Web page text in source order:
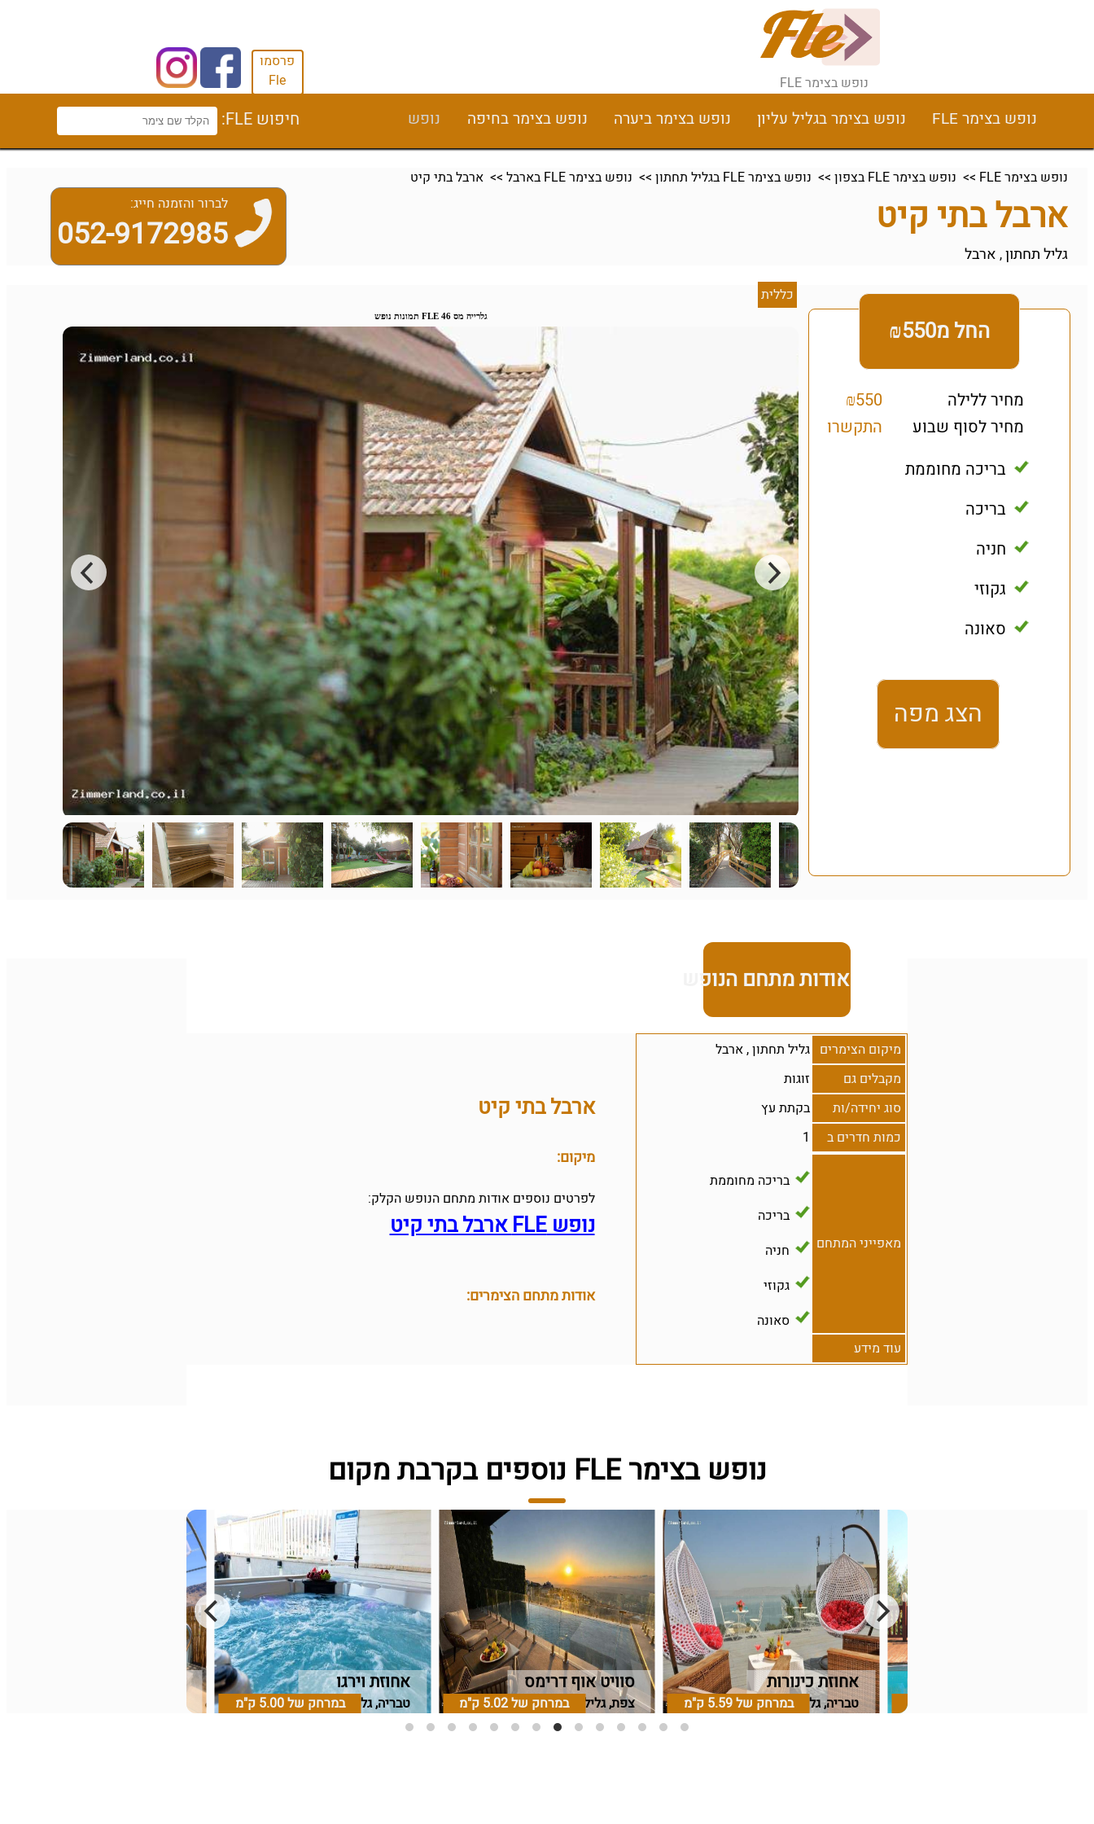
נופש בצימר FLE
פרסמו
Fle
נופש בצימר FLE נופש בצימר בגליל עליון נופש בצימר ביערה נופש בצימר בחיפה נופש חיפוש FLE:
נופש בצימר FLE >> נופש בצימר FLE בצפון >> נופש בצימר FLE בגליל תחתון >> נופש בצימר FLE בארבל >> ארבל בתי קיט
ארבל בתי קיט
גליל תחתון, ארבל
לברור והזמנה חייג:
052-9172985
החל מ₪550
מחיר ללילה
₪550
מחיר לסוף שבוע
התקשרו
בריכה מחוממת
בריכה
חניה
גקוזי
סאונה
הצג מפה
כללית
אודות מתחם הנופש
מיקום הצימרים גליל תחתון,ארבל
מקבלים גם
זוגות
סוג יחידה/ות
בקתת עץ
כמות חדרים ב
1
מאפייני המתחם
בריכה מחוממת
בריכה
חניה
גקוזי
סאונה
עוד מידע
ארבל בתי קיט
מיקום:
לפרטים נוספים אודות מתחם הנופש הקלק:
נופש FLE ארבל בתי קיט
אודות מתחם הצימרים:
נופש בצימר FLE נוספים בקרבת מקום
אחוזת וירגו
טבריה, גליל תחתון
במרחק של5.00 ק"מ
סוויט אוף דרימס
צפת, גליל עליוןבמרחק של5.02 ק"מ
אחוזת כינורות
טבריה, גליל תחתון
במרחק של5.59 ק"מ